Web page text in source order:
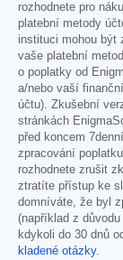
rozhodnete pro
platební metody
instituci mohou být
vaše platební
o poplatky od
a/nebo vaší
účtu). Zkušební
stránkách
před koncem
zpracování
rozhodnete zrušit
ztratíte přístup ke
domníváte, že byl
(například z
kdykoli do 30 dnů
kladené otázky.